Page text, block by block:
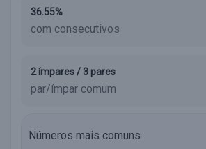
36.55%
com consecutivos
2 ímpares / 3 pares
par/ímpar comum
Números mais comuns